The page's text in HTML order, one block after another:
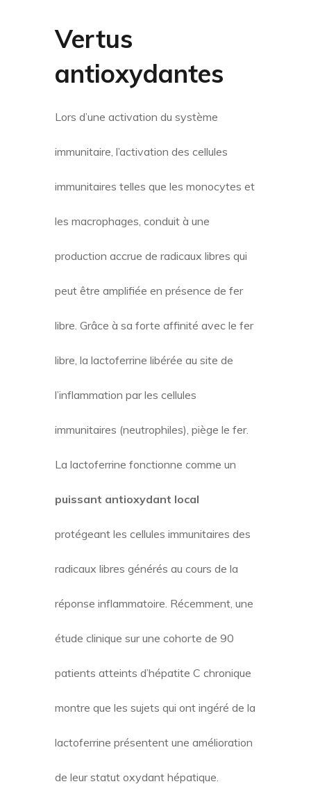
Vertus
antioxydantes
Lors d’une activation du système
immunitaire, l’activation des cellules
immunitaires telles que les monocytes et
les macrophages, conduit à une
production accrue de radicaux libres qui
peut être amplifiée en présence de fer
libre. Grâce à sa forte affinité avec le fer
libre, la lactoferrine libérée au site de
l’inflammation par les cellules
immunitaires (neutrophiles), piège le fer.
La lactoferrine fonctionne comme un
puissant antioxydant local
protégeant les cellules immunitaires des
radicaux libres générés au cours de la
réponse inflammatoire. Récemment, une
étude clinique sur une cohorte de 90
patients atteints d’hépatite C chronique
montre que les sujets qui ont ingéré de la
lactoferrine présentent une amélioration
de leur statut oxydant hépatique.